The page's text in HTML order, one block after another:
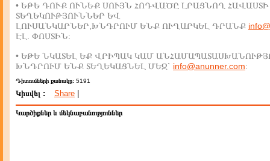
• ԵԹԵ ԴՈՒՔ ՈՒՆԵՔ ՍՈՒՅՆ ՀՈԴՎԱԾԸ ԼՐԱՑՆՈՂ ՀԱՎԱՍՏԻ
ՏԵՂԵԿՈՒԹՅՈՒՆՆԵՐ ԵՎ
ԼՈՒՍԱՆԿԱՐՆԵՐ,ԽՆԴՐՈՒՄ ԵՆՔ ՈՒՂԱՐԿԵԼ ԴՐԱՆՔ
ԷԼ. ՓՈՍՏԻՆ:
• ԵԹԵ ՆԿԱՏԵԼ ԵՔ ՎՐԻՊԱԿ ԿԱՄ
ԽՆԴՐՈՒՄ ԵՆՔ ՏԵՂԵԿԱՑՆԵԼ ՄԵԶ` info@anunner.com:
Դիտումների քանակը: 5191
Կիսվել : Share
Կարծիքներ և մեկնաբանություններ